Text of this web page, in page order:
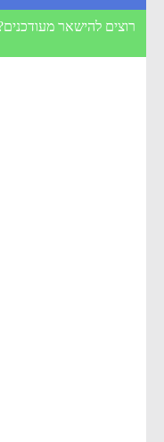
רוצים להישאר